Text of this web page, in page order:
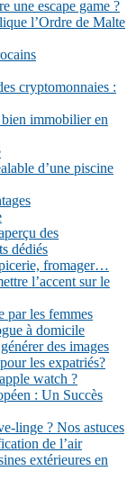
une escape game ?
l’Ordre de Malte
cryptomonnaies :
immobilier en
d’une piscine
des
dédiés
fromager…
l’accent sur le
par les femmes
à domicile
des images
les expatriés?
watch ?
: Un Succès
linge ? Nos astuces
de l’air
extérieures en